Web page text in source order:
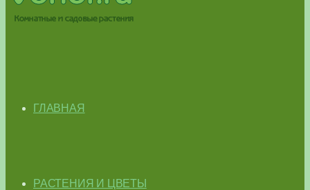
ГЛАВНАЯ
РАСТЕНИЯ И ЦВЕТЫ